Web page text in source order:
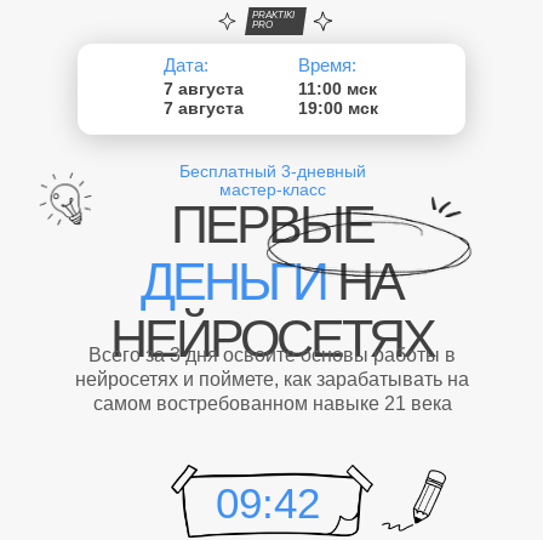
ПЕРВЫЕ
ДЕНЬГИНА
НЕЙРОСЕТЯХ
Всего за 3 дня освоите основы работы в
нейросетях и поймете, как зарабатывать на
самом востребованном навыке 21 века
Бесплатный 3-дневный
мастер-класс
Дата: Время:
7 августа
11:00 мск
7 августа
19:00 мск
PRAKTIKI
PRO
09:41